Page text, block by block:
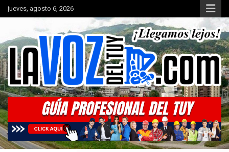
Saltar
al
jueves, agosto 6, 2026
La Voz del Tuy
Portal de noticias